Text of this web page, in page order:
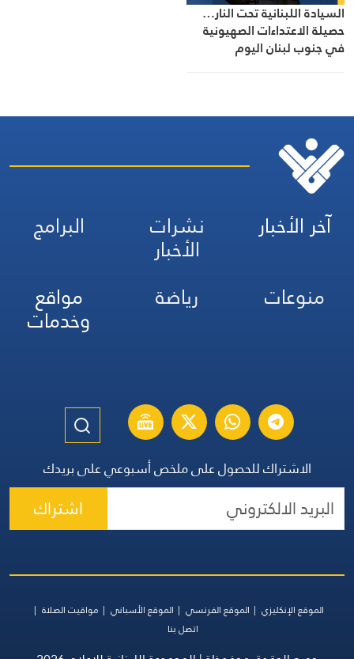
السيادة اللبنانية تحت النار…
حصيلة الاعتداءات الصهيونية
في جنوب لبنان اليوم
آخر الأخبار نشرات
الأخبار
البرامج
منوعات
رياضة مواقع
وخدمات
الاشتراك للحصول على ملخص أسبوعي على بريدك
اشتراك
الموقع الإنكليزي الموقع الفرنسي الموقع الأسباني
مواقيت الصلاة
اتصل بنا